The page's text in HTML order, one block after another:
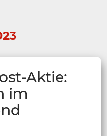
Aktie:
im